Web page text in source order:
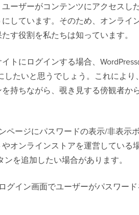
ーザーがコンテンツにアクセスし
しています。そのため、オンライ
す役割を私たちは知っています。
トにログインする場合、
たいと思うでしょう。これにより
持ちながら、覗き見する傍観者か
ページにパスワードの表示/非表示
オンラインストアを運営している
を追加したい場合があります。
グイン画面でユーザーがパスワー